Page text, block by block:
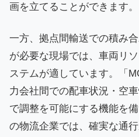
画を立てることができます。
一方、拠点間輸送での積み
が必要な現場では、車両リ
ステムが適しています。「
力会社間での配車状況・空
で調整を可能にする機能を
の物流企業では、確実な通